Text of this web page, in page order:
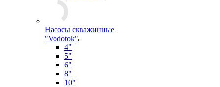
Насосы скважинные
"Vodotok"
4"
5"
6"
8"
10"